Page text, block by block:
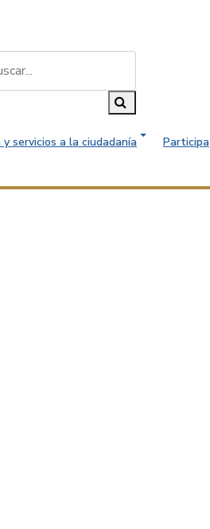
servicios a la ciudadanía Participa